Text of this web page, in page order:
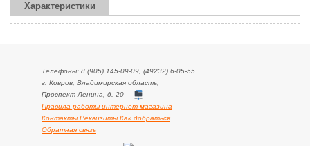
Характеристики
Телефоны: 8 (905) 145-09-09, (49232) 6-05-55
г. Ковров, Владимирская область,
Проспект Ленина, д. 20
Правила работы интернет-магазина
Контакты.Реквизиты.Как добраться
Обратная связь